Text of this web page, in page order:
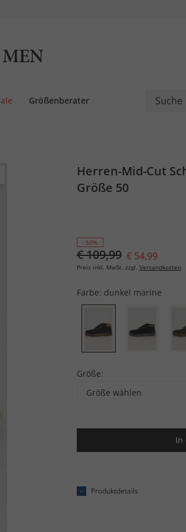
Größenberater
Herren-Mid-Cut
Größe 50
- 50%
€ 109,99 € 54,99
Preis inkl. MwSt. zzgl. Versandkosten
Farbe: dunkel marine
Größe:
Größe wählen
In
Produktdetails